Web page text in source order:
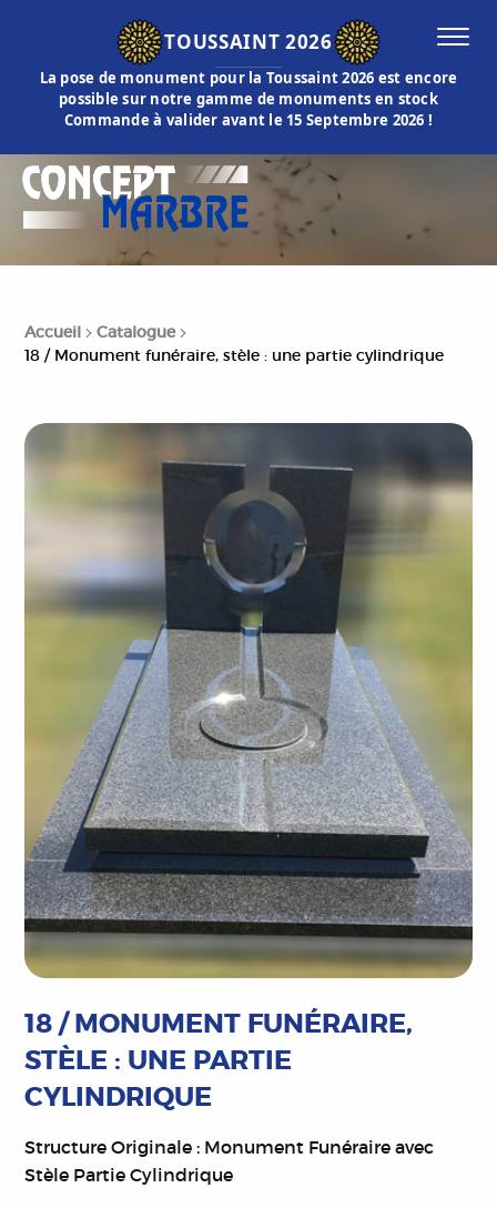
TOUSSAINT 2026
La pose de monument pour la Toussaint 2026 est encore
possible sur notre gamme de monuments en stock
Commande à valider avant le 15 Septembre 2026 !
Accueil
Catalogue
18 / Monument funéraire, stèle : une partie cylindrique
18 / MONUMENT FUNÉRAIRE,
STÈLE : UNE PARTIE
CYLINDRIQUE
Structure Originale : Monument Funéraire avec
Stèle Partie Cylindrique